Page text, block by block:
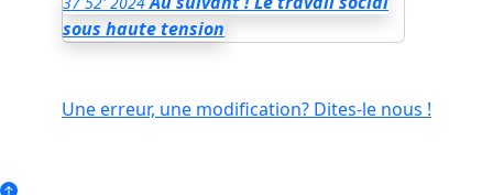
sous haute tension
Une erreur, une modification? Dites-le nous !